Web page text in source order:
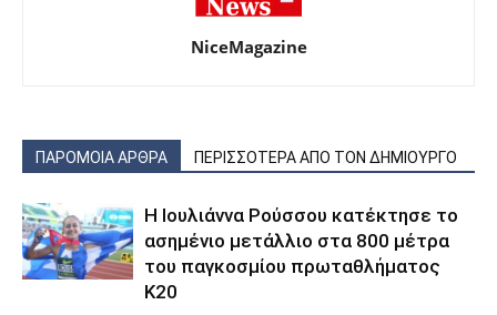
NiceMagazine
ΠΑΡΟΜΟΙΑ ΑΡΘΡΑ ΠΕΡΙΣΣΟΤΕΡΑ ΑΠΟ ΤΟΝ ΔΗΜΙΟΥΡΓΟ
Η Ιουλιάννα Ρούσσου κατέκτησε το
ασημένιο μετάλλιο στα 800 μέτρα
του παγκοσμίου πρωταθλήματος
Κ20